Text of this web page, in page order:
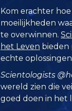
Kom erachter
moeilijkheden
te overwinnen.
het Leven bieden
echte
Scientologists
wereld zien die
goed doen in het